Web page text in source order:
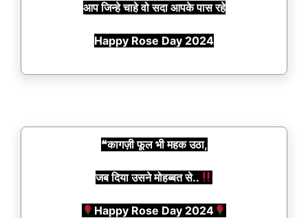
आप जिन्हे चाहे वो सदा आपके पास रहे
Happy Rose Day 2024
❝कागज़ी फूल भी महक उठा,
जब दिया उसने मोहब्बत से..
Happy Rose Day 2024